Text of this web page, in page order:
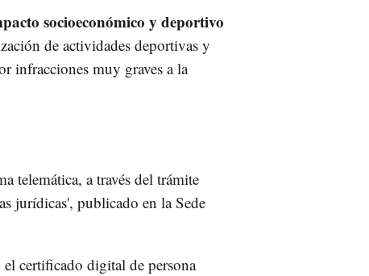
socioeconómico y deportivo
de actividades deportivas y
infracciones muy graves a la
telemática, a través del trámite
jurídicas', publicado en la Sede
certificado digital de persona